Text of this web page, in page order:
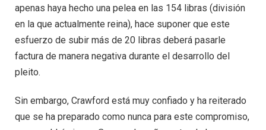
apenas haya hecho una pelea en las 154 libras (división
en la que actualmente reina), hace suponer que este
esfuerzo de subir más de 20 libras deberá pasarle
factura de manera negativa durante el desarrollo del
pleito.
Sin embargo, Crawford está muy confiado y ha reiterado
que se ha preparado como nunca para este compromiso,